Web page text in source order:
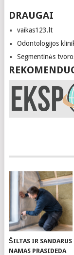
DRAUGAI
vaikas123.lt
Odontologijos
Segmentinės
ŠILTAS IR SANDARUS
NAMAS PRASIDEDA